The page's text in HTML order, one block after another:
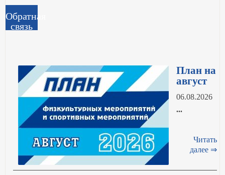
Обратная
связь
План на
август
06.08.2026
...
Читать
далее ⇒